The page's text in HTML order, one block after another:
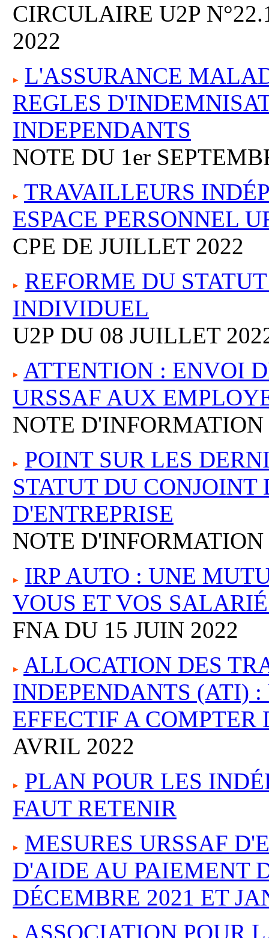
CIRCULAIRE U2P
2022
L'ASSURANCE
REGLES
INDEPENDANTS
NOTE DU 1er
TRAVAILLEURS
ESPACE PERSONNEL
CPE DE JUILLET 2022
REFORME DU
INDIVIDUEL
U2P DU 08 JUILLET
ATTENTION : ENVOI
URSSAF AUX
NOTE
POINT SUR LES
STATUT DU CONJOINT
D'ENTREPRISE
NOTE
IRP AUTO : UNE
VOUS ET VOS
FNA DU 15 JUIN 2022
ALLOCATION DES
INDEPENDANTS (ATI)
EFFECTIF A COMPTER
AVRIL 2022
PLAN POUR LES
FAUT RETENIR
MESURES URSSAF
D'AIDE AU PAIEMENT
DÉCEMBRE 2021 ET
ASSOCIATION POUR